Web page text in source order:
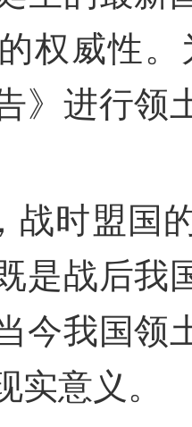
权威性
》进行
战时盟国
是战后我
今我国领
实意义。